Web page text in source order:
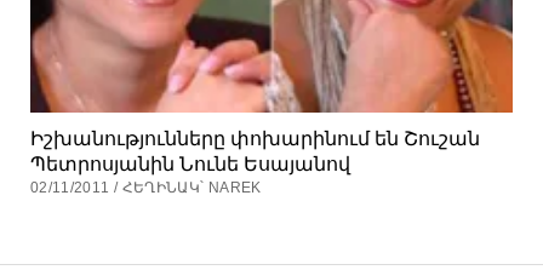
Իշխանությունները փոխարինում են Շուշան
Պետրոսյանին Նունե Եսայանով
02/11/2011 / ՀԵՂԻՆԱԿ՝ NAREK